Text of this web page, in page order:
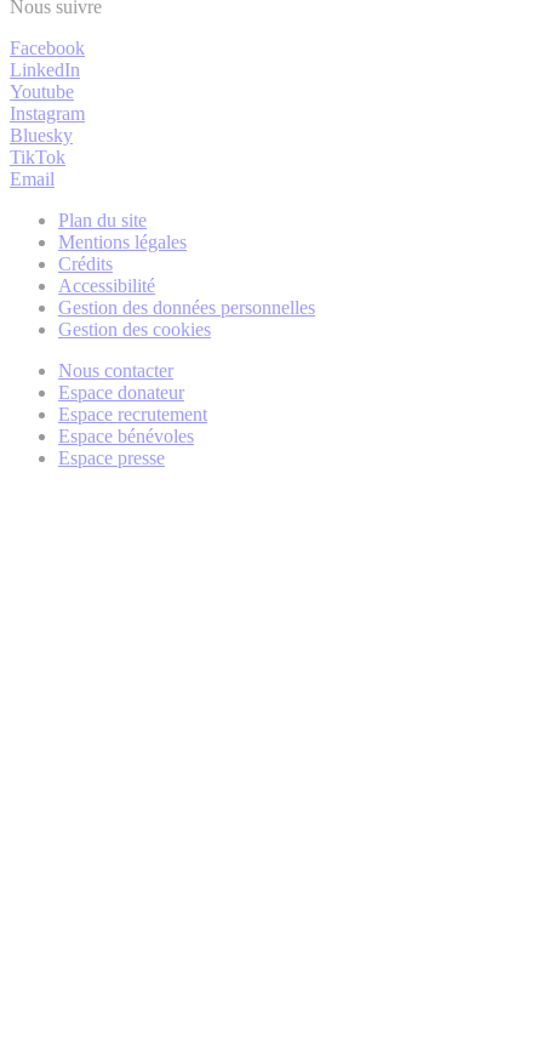
Nous suivre
Facebook
LinkedIn
Youtube
Instagram
Bluesky
TikTok
Email
Plan du site
Mentions légales
Crédits
Accessibilité
Gestion des données personnelles
Gestion des cookies
Nous contacter
Espace donateur
Espace recrutement
Espace bénévoles
Espace presse